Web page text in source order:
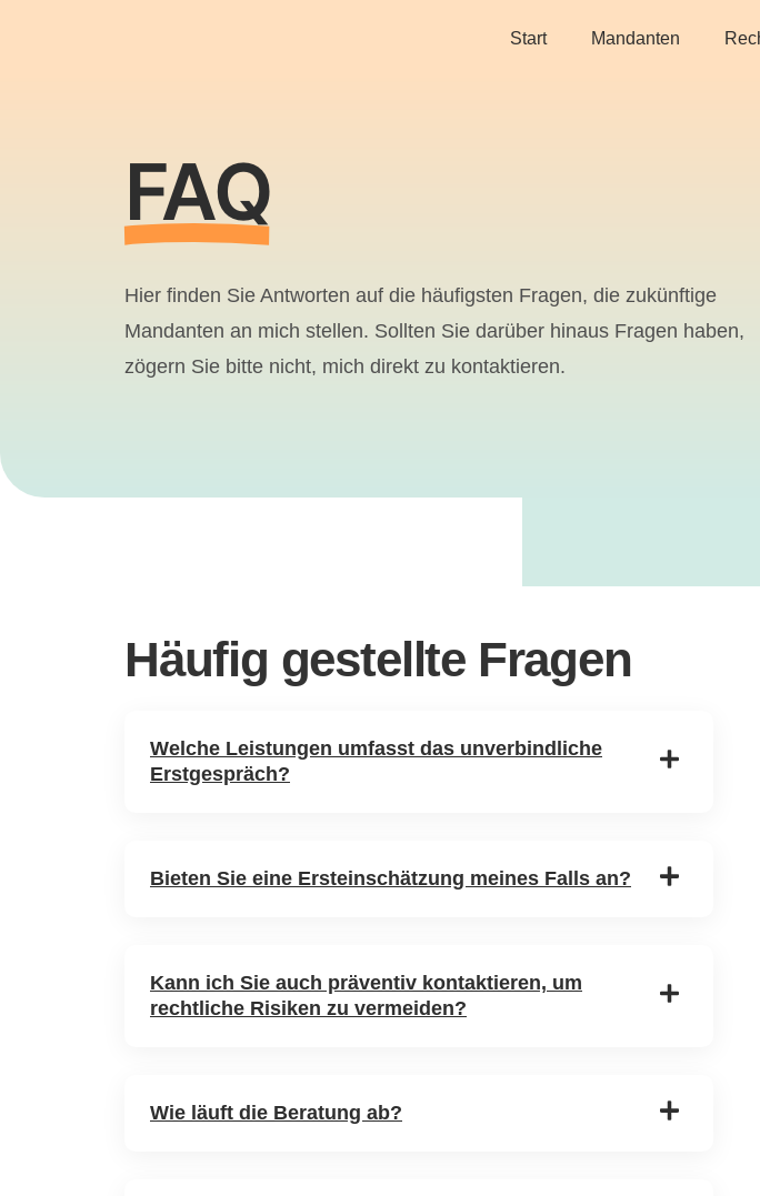
Start Mandanten
FAQ
Hier finden Sie Antworten auf die häufigsten Fragen, die zukünftige
Mandanten an mich stellen. Sollten Sie darüber hinaus Fragen haben,
zögern Sie bitte nicht, mich direkt zu kontaktieren.
Häufig gestellte Fragen
Welche Leistungen umfasst das unverbindliche
Erstgespräch?
Bieten Sie eine Ersteinschätzung meines Falls an?
Kann ich Sie auch präventiv kontaktieren, um
rechtliche Risiken zu vermeiden?
Wie läuft die Beratung ab?